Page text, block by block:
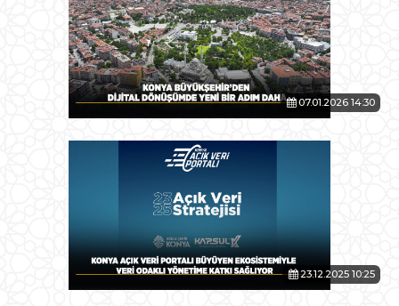
07.01.2026 14:30
23.12.2025 10:25